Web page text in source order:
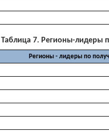
Таблица 7. Регионы-лидеры
Регионы - лидеры по